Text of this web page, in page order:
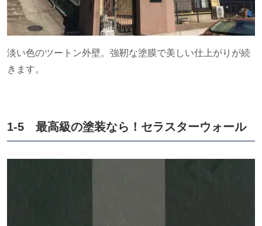
淡い色のツートン外壁。強靭な塗膜で美しい仕上がりが続
きます。
1-5 最高級の塗装なら！セラスターウォール